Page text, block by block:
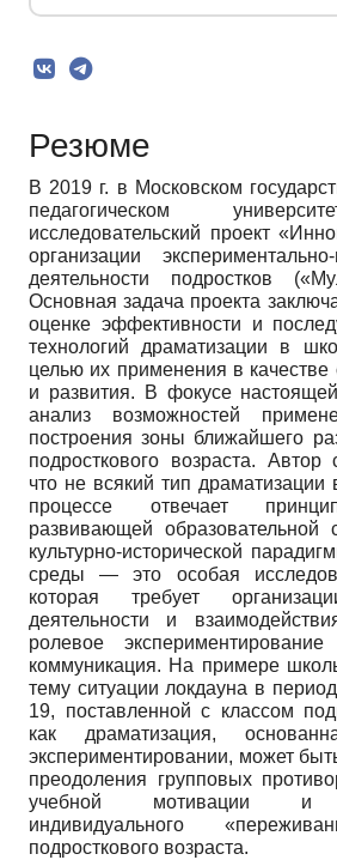
Резюме
В 2019 г. в Московском
педагогическом
исследовательский проект
организации экспериментально-
деятельности подростков
Основная задача проекта
оценке эффективности и
технологий драматизации в
целью их применения в качестве
и развития. В фокусе
анализ возможностей
построения зоны ближайшего
подросткового возраста. Автор
что не всякий тип драматизации
процессе отвечает
развивающей образовательной
культурно-исторической
среды — это особая
которая требует
деятельности и
ролевое
коммуникация. На примере
тему ситуации локдауна в
19, поставленной с классом
как драматизация,
экспериментировании, может
преодоления групповых
учебной мотивации и
индивидуального
подросткового возраста.